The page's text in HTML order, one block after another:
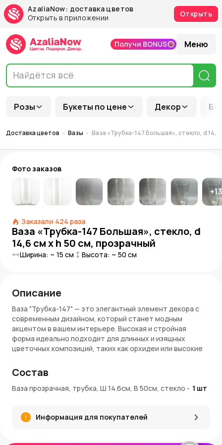
AzaliaNow: доставка цветов
Открыть в приложении
Открыть
Розы Букеты по цене Декор
Получи BONUS Меню
Доставка цветов Вазы Ваза «Трубка-147 Большая», стекло, d
Фото заказов
+13
Заказали 424 раза
Ваза «Трубка-147 Большая», стекло, d
14,6 см x h 50 см, прозрачный
Ширина: ~ 15 см Высота: ~ 50 см
Описание
Ваза "Трубка-147" — это элегантный элемент декора с
современным дизайном, который станет модным
акцентом в вашем интерьере. Высокая и стройная
форма идеально подходит для длинных и изящных
цветочных композиций, таких как орхидеи или высокие
красоту цветов и органично впишется в любое
пространство.
Особенности:
Размеры
Диаметр горлышка: 14,6 см
Состав
Ваза прозрачная, трубка, Ш 14.6см, В 50см, стекло - 1 шт
Информация для покупателей